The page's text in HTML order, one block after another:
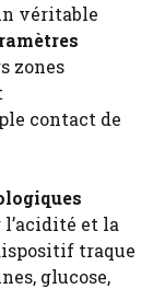
véritable
zones
contact de
l’acidité et la
traque
glucose,